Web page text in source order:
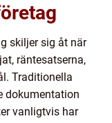
skiljer sig åt när
räntesatserna,
Traditionella
dokumentation
vanligtvis har